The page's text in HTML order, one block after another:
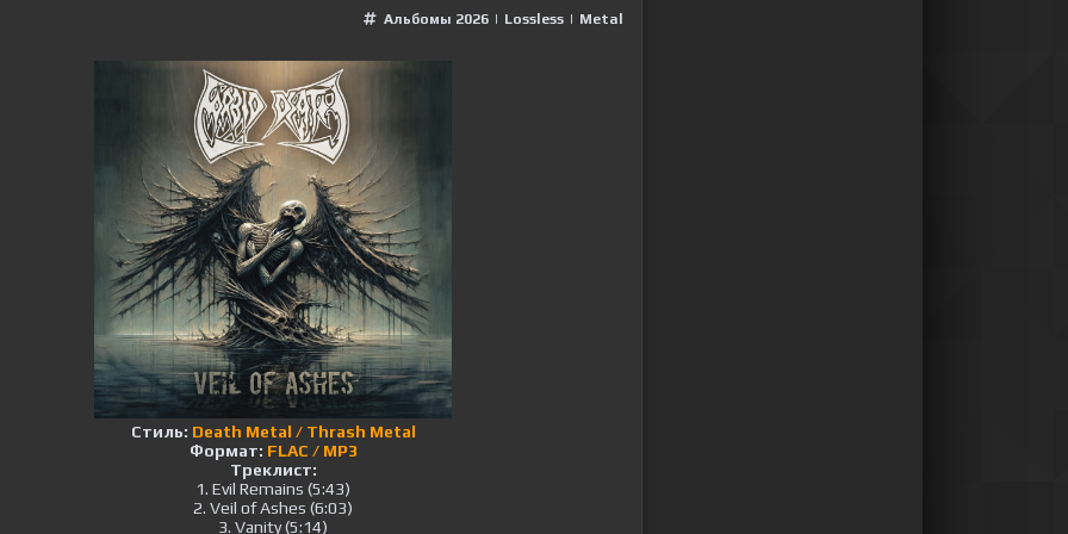
Альбомы 2026 | Lossless | Metal
Стиль: Death Metal / Thrash Metal
Формат: FLAC / MP3
Треклист:
1. Evil Remains (5:43)
2. Veil of Ashes (6:03)
3. Vanity (5:14)